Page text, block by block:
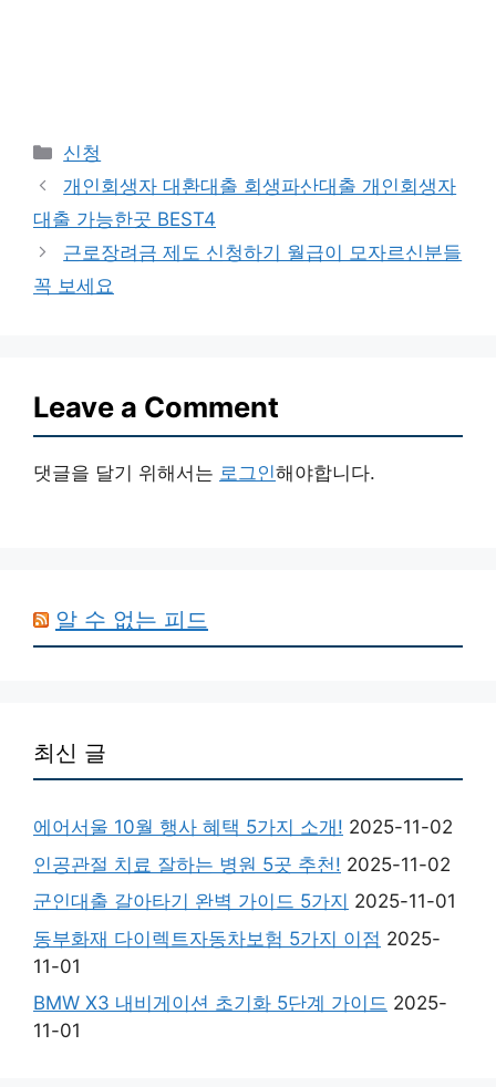
Categories
신청
개인회생자 대환대출 회생파산대출 개인회생자
대출 가능한곳 BEST4
근로장려금 제도 신청하기 월급이 모자르신분들
꼭 보세요
Leave a Comment
댓글을 달기 위해서는 로그인해야합니다.
알 수 없는 피드
최신 글
에어서울 10월 행사 혜택 5가지 소개! 2025-11-02
인공관절 치료 잘하는 병원 5곳 추천! 2025-11-02
군인대출 갈아타기 완벽 가이드 5가지 2025-11-01
동부화재 다이렉트자동차보험 5가지 이점 2025-
11-01
BMW X3 내비게이션 초기화 5단계 가이드 2025-
11-01